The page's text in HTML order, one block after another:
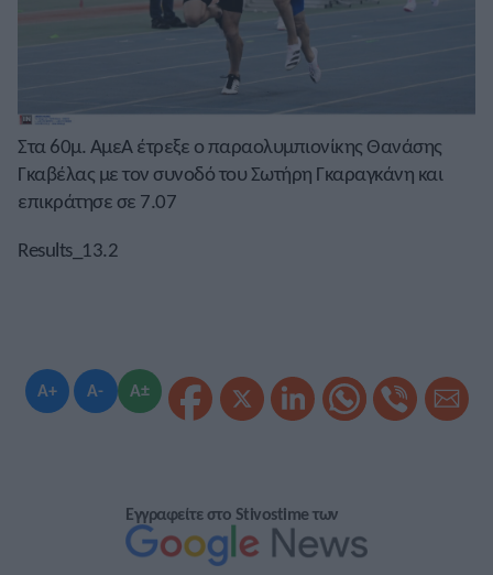
A+ A- A±
Στα 60μ. ΑμεΑ έτρεξε ο παραολυμπιονίκης Θανάσης
Γκαβέλας με τον συνοδό του Σωτήρη Γκαραγκάνη και
επικράτησε σε 7.07
Results_13.2
Εγγραφείτε στο Stivostime των